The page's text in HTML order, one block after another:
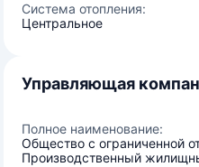
Система отопления:
Центральное
Управляющая
Полное наименование:
Общество с ограниченной
Производственный